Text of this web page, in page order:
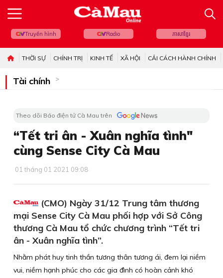
Truyền hình Radio ភាសាខ្មែរ
THỜI SỰ CHÍNH TRỊ KINH TẾ XÃ HỘI CẢI CÁCH HÀNH CHÍNH
Tài chính
Theo dõi Báo điện tử Cà Mau trên
“Tết tri ân - Xuân nghĩa tình"
cùng Sense City Cà Mau
01 tháng 01 2021 09:08
(CMO) Ngày 31/12 Trung tâm thương
mại Sense City Cà Mau phối hợp với Sở Công
thương Cà Mau tổ chức chương trình “Tết tri
ân - Xuân nghĩa tình”.
Nhằm phát huy tinh thần tương thân tương ái, đem lại niềm
vui, niềm hạnh phúc cho các gia đình có hoàn cảnh khó